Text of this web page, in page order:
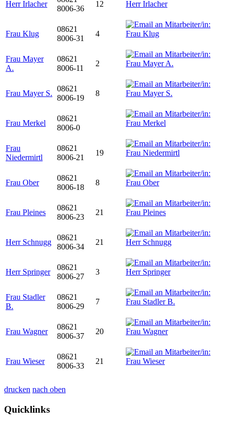
Herr Irlacher
8006-36
12
Frau Klug
08621
8006-31
4
Frau Mayer
A.
08621
8006-11
2
Frau Mayer S.
08621
8006-19
8
Frau Merkel
08621
8006-0
Frau
Niedermirtl
08621
8006-21
19
Frau Ober
08621
8006-18
8
Frau Pleines
08621
8006-23
21
Herr Schnugg
08621
8006-34
21
Herr Springer
08621
8006-27
3
Frau Stadler
B.
08621
8006-29
7
Frau Wagner
08621
8006-37
20
Frau Wieser
08621
8006-33
21
drucken nach oben
Quicklinks